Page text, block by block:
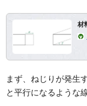
材
まず、ねじりが発生
と平行になるような